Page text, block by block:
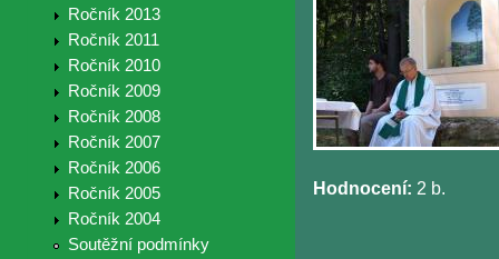
Ročník 2013
Ročník 2011
Ročník 2010
Ročník 2009
Ročník 2008
Ročník 2007
Ročník 2006
Ročník 2005
Ročník 2004
Soutěžní podmínky
Hodnocení: 2 b.